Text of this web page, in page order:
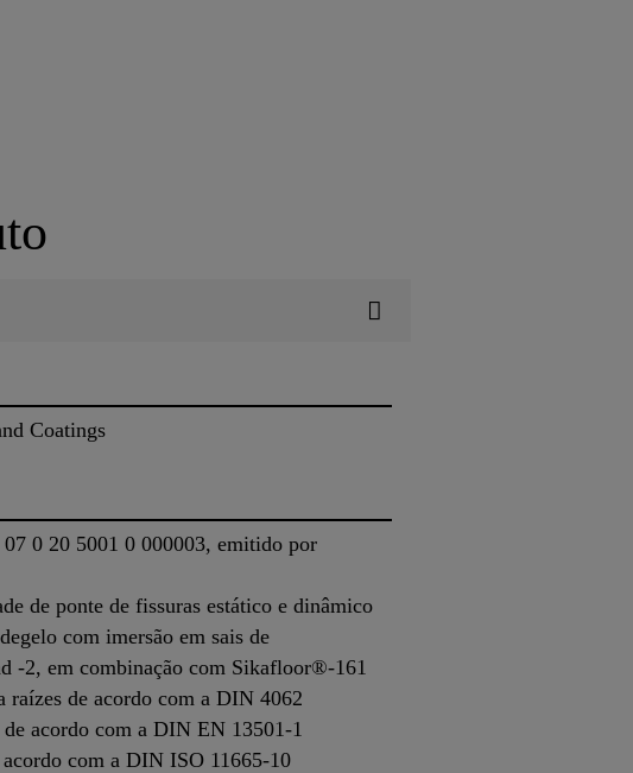
Coatings
0 20 5001 0 000003, emitido por
de ponte de fissuras estático e dinâmico
com imersão em sais de
-2, em combinação com Sikafloor®-161
de acordo com a DIN 4062
acordo com a DIN EN 13501-1
com a DIN ISO 11665-10